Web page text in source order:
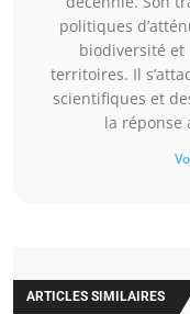
politiques
biodiversité et
territoires. Il
scientifiques et
la réponse
ARTICLES SIMILAIRES